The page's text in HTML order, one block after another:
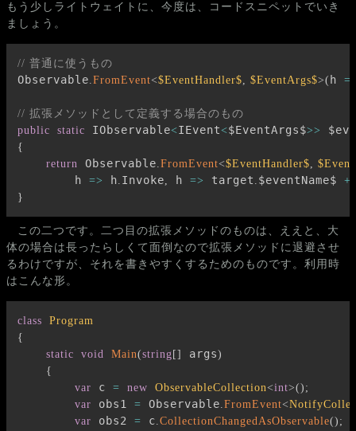
もう少しライトウェイトに、今度は、コードスニペットでいき
ましょう。
// 普通に使うもの
Observable.FromEvent<$EventHandler$, $EventArgs$>( h
// 拡張メソッドとして定義する場合のもの
public
static IObservable<IEvent <$EventArgs$>>
{
return Observable.FromEvent<$EventHandler$,
        h
=> h. Invoke, h => target . $eventName$
}
この二つです。二つ目の拡張メソッドのものは、ええと、大
体の場合は長ったらしくて面倒なので拡張メソッドに退避させ
るわけですが、それを書きやすくするためのものです。利用時
はこんな形。
class
Program
{
static
void Main(string [] args)
{
var c = new ObservableCollection<int>() ;
var obs1 = Observable.FromEvent<
var obs2 = c.CollectionChangedAsObservable() ;